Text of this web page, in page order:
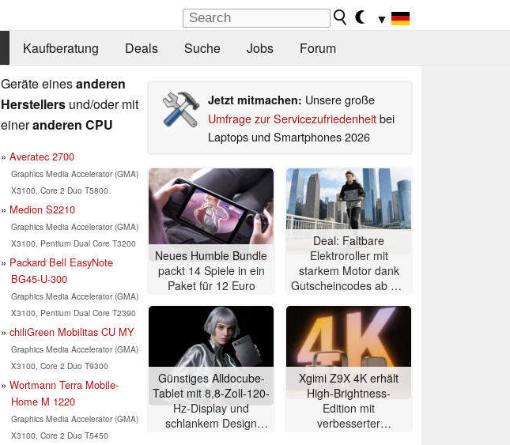
▼
Kaufberatung Deals Suche Jobs Forum
Geräte einesanderen
Herstellers und/oder mit
eineranderen CPU
Averatec 2700
Graphics Media Accelerator (GMA)
X3100, Core 2 Duo T5800
Medion S2210
Graphics Media Accelerator (GMA)
X3100, Pentium Dual Core T3200
Packard Bell EasyNote
BG45-U-300
Graphics Media Accelerator (GMA)
X3100, Pentium Dual Core T2390
chiliGreen Mobilitas CU MY
Graphics Media Accelerator (GMA)
X3100, Core 2 Duo T9300
Wortmann Terra Mobile-
Home M 1220
Graphics Media Accelerator (GMA)
X3100, Core 2 Duo T5450
Jetzt mitmachen: Unsere große
Umfrage zur Servicezufriedenheitbei
Laptops und Smartphones 2026
Neues Humble Bundle
packt 14 Spiele in ein
Paket für 12 Euro
Deal: Faltbare
Elektroroller mit
starkem Motor dank
Gutscheincodes ab nur
Günstiges Alldocube-
Tablet mit 8,8-Zoll-120-
Hz-Display und
schlankem Design
Xgimi Z9X 4K erhält
High-Brightness-
Edition mit
verbesserter